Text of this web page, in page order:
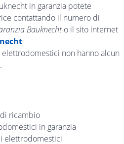
in garanzia potete
contattando il numero di
Bauknechto il sito internet
elettrodomestici non hanno alcun
ricambio
in garanzia
elettrodomestici